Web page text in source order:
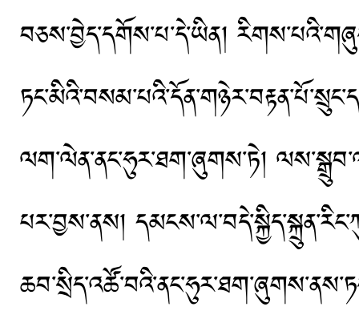
བཅས་བྱེད་དགོས་པ་དེ་ཡིན།
ལག་ལེན་ནང་ཧུར་ཐག་ཞུགས་ཏེ།
པར་བྱས་ནས།